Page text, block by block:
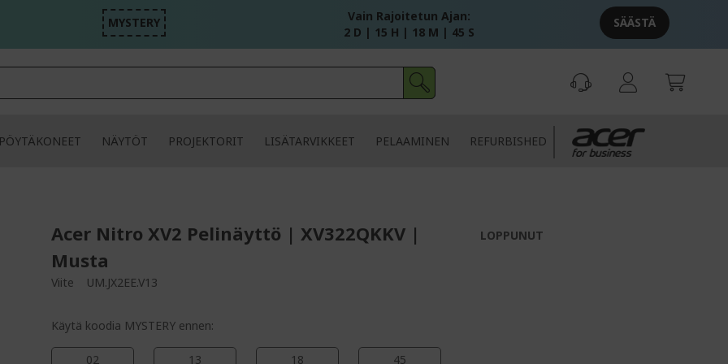
MYSTERY
Vain Rajoitetun Ajan:
2 D | 15 H | 18 M | 44 S
SÄÄSTÄ
PÖYTÄKONEET NÄYTÖT PROJEKTORIT LISÄTARVIKKEET PELAAMINEN REFURBISHED
Acer Nitro XV2 Pelinäyttö | XV322QKKV |
Musta
Viite UM.JX2EE.V13
Käytä koodia MYSTERY ennen:
02 13 18 45
LOPPUNUT